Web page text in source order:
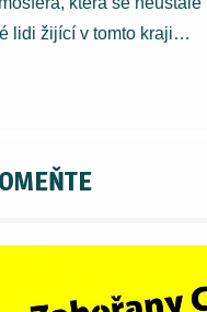
lidi žijící v tomto kraji…